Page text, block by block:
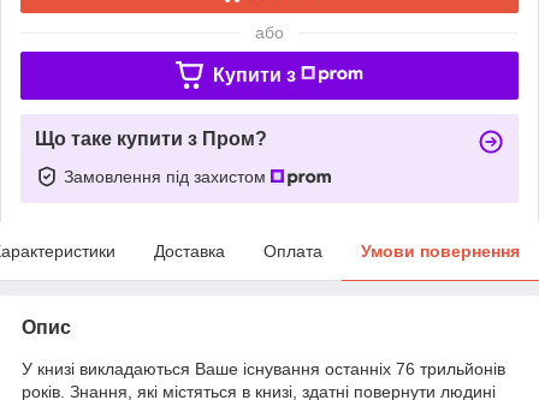
або
Купити з
Що таке купити з Пром?
Замовлення під захистом
Доставка Оплата Умови повернення
Опис
У книзі викладаються Ваше існування останніх 76 трильйонів
років. Знання, які містяться в книзі, здатні повернути людині